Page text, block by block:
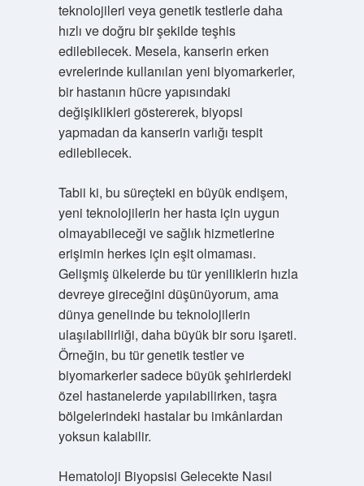
teknolojileri veya genetik testlerle daha
hızlı ve doğru bir şekilde teşhis
edilebilecek. Mesela, kanserin erken
evrelerinde kullanılan yeni biyomarkerler,
bir hastanın hücre yapısındaki
değişiklikleri göstererek, biyopsi
yapmadan da kanserin varlığı tespit
edilebilecek.
Tabii ki, bu süreçteki en büyük endişem,
yeni teknolojilerin her hasta için uygun
olmayabileceği ve sağlık hizmetlerine
erişimin herkes için eşit olmaması.
Gelişmiş ülkelerde bu tür yeniliklerin hızla
devreye gireceğini düşünüyorum, ama
dünya genelinde bu teknolojilerin
ulaşılabilirliği, daha büyük bir soru işareti.
Örneğin, bu tür genetik testler ve
biyomarkerler sadece büyük şehirlerdeki
özel hastanelerde yapılabilirken, taşra
bölgelerindeki hastalar bu imkânlardan
yoksun kalabilir.
Hematoloji Biyopsisi Gelecekte Nasıl